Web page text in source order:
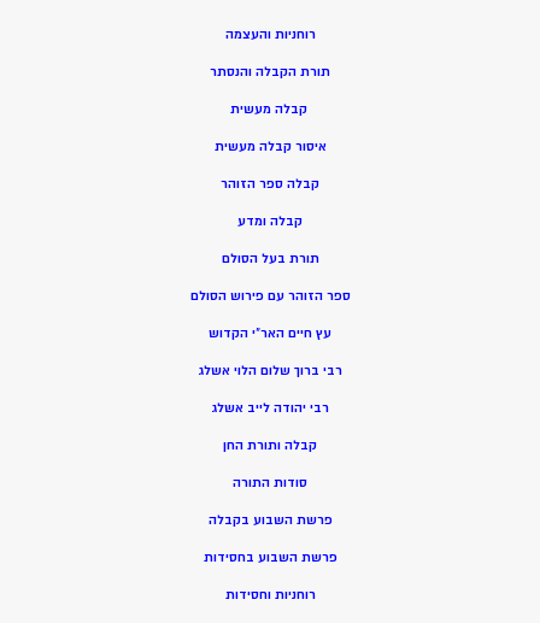
רוחניות והעצמה
תורת הקבלה והנסתר
קבלה מעשית
איסור קבלה מעשית
קבלה ספר הזוהר
קבלה ומדע
תורת בעל הסולם
ספר הזוהר עם פירוש הסולם
עץ חיים האר”י הקדוש
רבי ברוך שלום הלוי אשלג
רבי יהודה לייב אשלג
קבלה ותורת החן
סודות התורה
פרשת השבוע בקבלה
פרשת השבוע בחסידות
רוחניות וחסידות